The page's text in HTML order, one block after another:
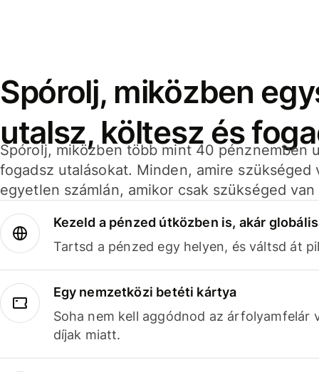
Spórolj, miközben
utalsz, költesz és
Spórolj, miközben több mint 40 pénznemben
fogadsz utalásokat. Minden, amire szükséged
egyetlen számlán, amikor csak szükséged van
Kezeld a pénzed útközben is, akár
Tartsd a pénzed egy helyen, és váltsd át
Egy nemzetközi betéti kártya
Soha nem kell aggódnod az árfolyamfelár
díjak miatt.